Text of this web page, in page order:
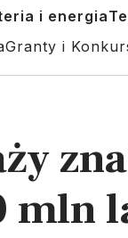
i energia
Granty i
mln